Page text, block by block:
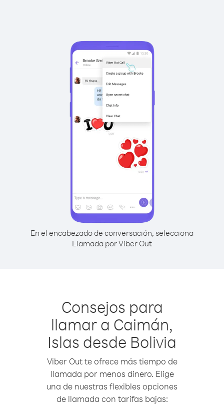
En el encabezado de conversación, selecciona
Llamada por Viber Out
Consejos para
llamar a Caimán,
Islas desde Bolivia
Viber Out te ofrece más tiempo de
llamada por menos dinero. Elige
una de nuestras flexibles opciones
de llamada con tarifas bajas: